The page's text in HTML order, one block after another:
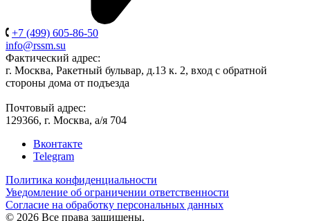
+7 (499) 605-86-50
info@rssm.su
Фактический адрес:
г. Москва, Ракетный бульвар, д.13 к. 2, вход с обратной
стороны дома от подъезда
Почтовый адрес:
129366, г. Москва, а/я 704
Вконтакте
Telegram
Политика конфиденциальности
Уведомление об ограничении ответственности
Согласие на обработку персональных данных
© 2026 Все права защищены.